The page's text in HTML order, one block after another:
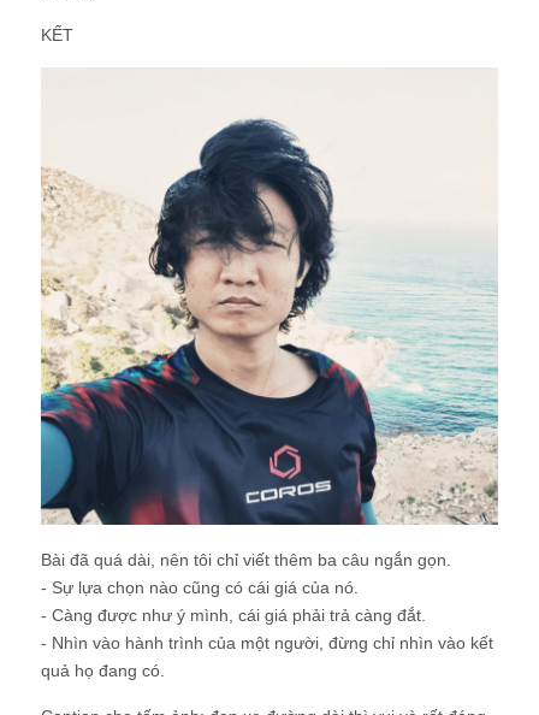
KẾT
Bài đã quá dài, nên tôi chỉ viết thêm ba câu ngắn gọn.
- Sự lựa chọn nào cũng có cái giá của nó.
- Càng được như ý mình, cái giá phải trả càng đắt.
- Nhìn vào hành trình của một người, đừng chỉ nhìn vào kết
quả họ đang có.